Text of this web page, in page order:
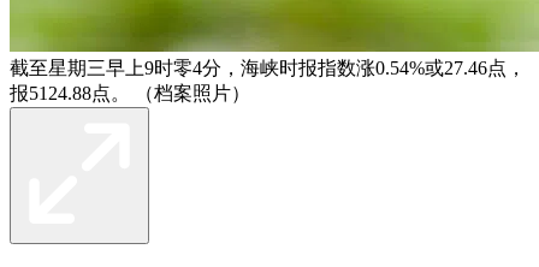
截至星期三早上9时零4分，海峡时报指数涨0.54%或27.46点，
报5124.88点。 （档案照片）